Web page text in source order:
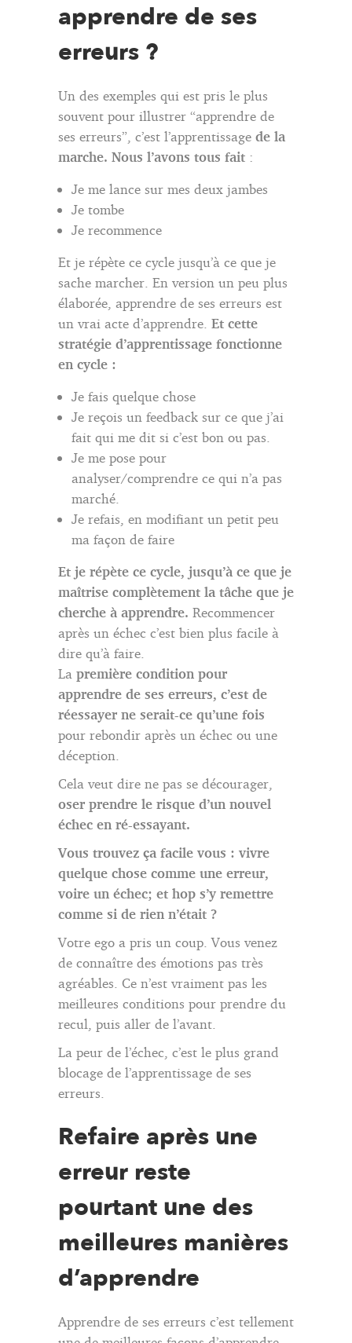
apprendre de ses
erreurs ?
Un des exemples qui est pris le plus
souvent pour illustrer “apprendre de
ses erreurs”, c’est l’apprentissage de la
marche. Nous l’avons tous fait :
Je me lance sur mes deux jambes
Je tombe
Je recommence
Et je répète ce cycle jusqu’à ce que je
sache marcher. En version un peu plus
élaborée, apprendre de ses erreurs est
un vrai acte d’apprendre. Et cette
stratégie d’apprentissage fonctionne
en cycle :
Je fais quelque chose
Je reçois un feedback sur ce que j’ai
fait qui me dit si c’est bon ou pas.
Je me pose pour
analyser/comprendre ce qui n’a pas
marché.
Je refais, en modifiant un petit peu
ma façon de faire
Et je répète ce cycle, jusqu’à ce que je
maîtrise complètement la tâche que je
cherche à apprendre. Recommencer
après un échec c’est bien plus facile à
dire qu’à faire.
La première condition pour
apprendre de ses erreurs, c’est de
réessayer ne serait-ce qu’une fois
pour rebondir après un échec ou une
déception.
Cela veut dire ne pas se décourager,
oser prendre le risque d’un nouvel
échec en ré-essayant.
Vous trouvez ça facile vous : vivre
quelque chose comme une erreur,
voire un échec; et hop s’y remettre
comme si de rien n’était ?
Votre ego a pris un coup. Vous venez
de connaître des émotions pas très
agréables. Ce n’est vraiment pas les
meilleures conditions pour prendre du
recul, puis aller de l’avant.
La peur de l’échec, c’est le plus grand
blocage de l’apprentissage de ses
erreurs.
Refaire après une
erreur reste
pourtant une des
meilleures manières
d’apprendre
Apprendre de ses erreurs c’est tellement